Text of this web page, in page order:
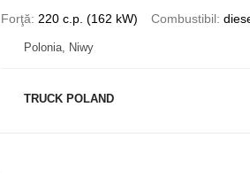
Forţă
220 c.p. (162 kW) Combustibil
Polonia, Niwy
TRUCK POLAND